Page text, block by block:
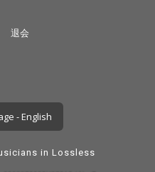
退会
- English
in Lossless